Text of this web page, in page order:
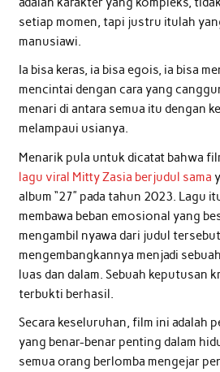
setiap momen, tapi justru itulah
manusiawi.
Ia bisa keras, ia bisa egois, ia bisa
mencintai dengan cara yang
menari di antara semua itu dengan
melampaui usianya.
Menarik pula untuk dicatat bahwa
lagu viral Mitty Zasia berjudul sama
album “27” pada tahun 2023. Lagu
membawa beban emosional yang
mengambil nyawa dari judul
mengembangkannya menjadi
luas dan dalam. Sebuah keputusan
terbukti berhasil.
Secara keseluruhan, film ini adalah
yang benar-benar penting dalam
semua orang berlomba mengejar